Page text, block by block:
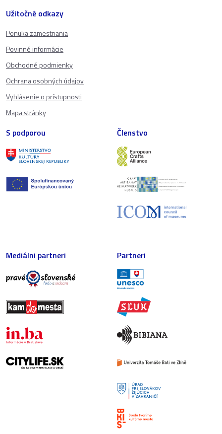
Užitočné odkazy
Ponuka zamestnania
Povinné informácie
Obchodné podmienky
Ochrana osobných údajov
Vyhlásenie o prístupnosti
Mapa stránky
S podporou Členstvo
Mediálni partneri Partneri